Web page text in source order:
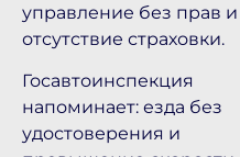
управление без прав и
отсутствие страховки.
Госавтоинспекция
напоминает: езда без
удостоверения и